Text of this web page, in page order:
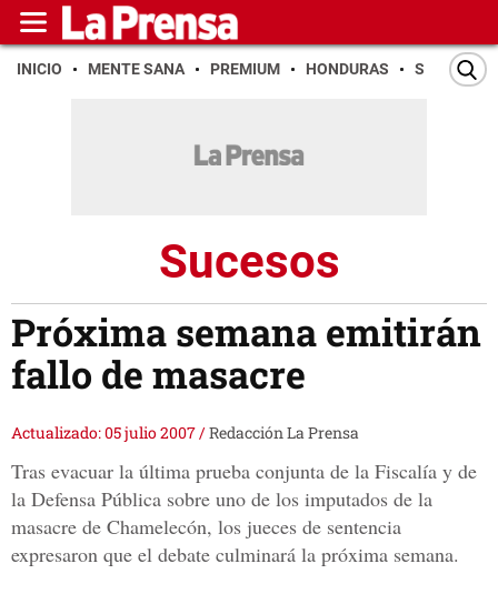
INICIO MENTE SANA PREMIUM HONDURAS SAN PEDRO
Sucesos
Próxima semana emitirán
fallo de masacre
Actualizado: 05 julio 2007/Redacción La Prensa
Tras evacuar la última prueba conjunta de la Fiscalía y de
la Defensa Pública sobre uno de los imputados de la
masacre de Chamelecón, los jueces de sentencia
expresaron que el debate culminará la próxima semana.